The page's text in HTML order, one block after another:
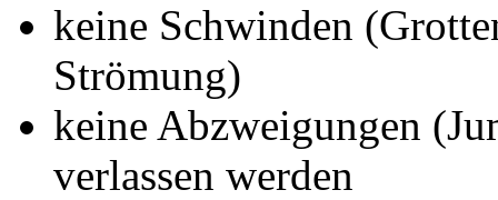
keine Schwinden
Strömung)
keine Abzweigungen
verlassen werden